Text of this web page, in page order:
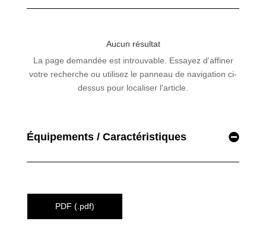
Équipements / Caractéristiques
PDF (.pdf)